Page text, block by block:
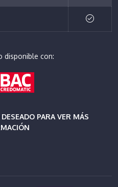
disponible con:
PARA VER MÁS